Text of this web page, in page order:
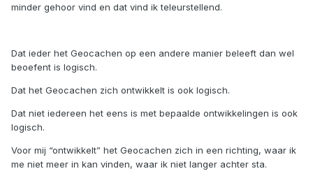
minder gehoor vind en dat vind ik teleurstellend.
Dat ieder het Geocachen op een andere manier beleeft dan wel
beoefent is logisch.
Dat het Geocachen zich ontwikkelt is ook logisch.
Dat niet iedereen het eens is met bepaalde ontwikkelingen is ook
logisch.
Voor mij “ontwikkelt” het Geocachen zich in een richting, waar ik
me niet meer in kan vinden, waar ik niet langer achter sta.